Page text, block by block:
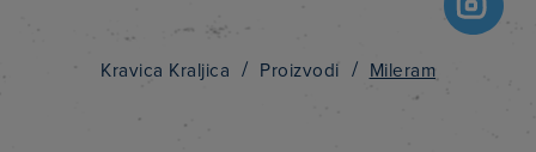
Kravica Kraljica / Proizvodi / Mileram